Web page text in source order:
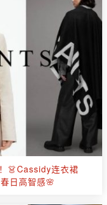
👗Cassidy连衣裙
日高智感🌸